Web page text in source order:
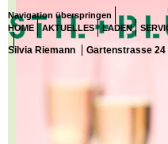
Silvia Riemann Gartenstrasse 24
Navigation überspringen
HOME
AKTUELLES LADEN